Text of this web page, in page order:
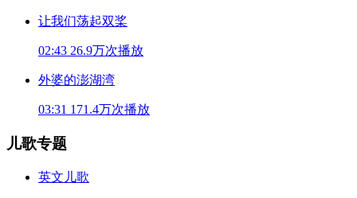
让我们荡起双桨
02:43 26.9万次播放
外婆的澎湖湾
03:31 171.4万次播放
儿歌专题
英文儿歌